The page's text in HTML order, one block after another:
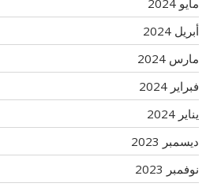
أبريل 2024
مارس 2024
فبراير 2024
يناير 2024
ديسمبر 2023
نوفمبر 2023